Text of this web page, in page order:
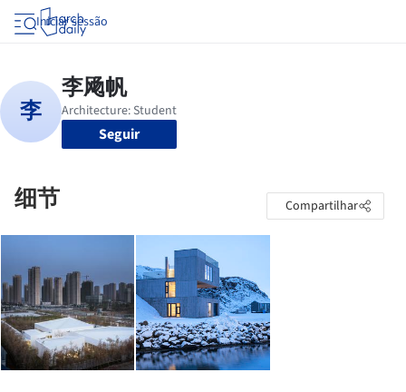
Iniciar sessão
Seguir
细节 Compartilhar